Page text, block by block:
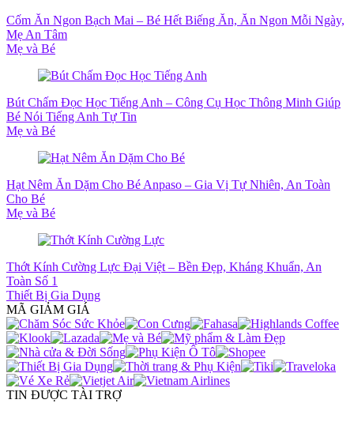
Cốm Ăn Ngon Bạch Mai – Bé Hết Biếng Ăn, Ăn Ngon Mỗi Ngày,
Mẹ An Tâm
Mẹ và Bé
Bút Chấm Đọc Học Tiếng Anh – Công Cụ Học Thông Minh Giúp
Bé Nói Tiếng Anh Tự Tin
Mẹ và Bé
Hạt Nêm Ăn Dặm Cho Bé Anpaso – Gia Vị Tự Nhiên, An Toàn
Cho Bé
Mẹ và Bé
Thớt Kính Cường Lực Đại Việt – Bền Đẹp, Kháng Khuẩn, An
Toàn Số 1
Thiết Bị Gia Dụng
MÃ GIẢM GIÁ
TIN ĐƯỢC TÀI TRỢ